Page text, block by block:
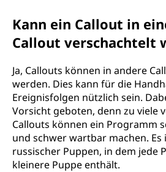
Kann ein Callout in
Callout verschachtelt
Ja, Callouts können in andere
werden. Dies kann für die
Ereignisfolgen nützlich sein.
Vorsicht geboten, denn zu viele
Callouts können ein Programm
und schwer wartbar machen. Es
russischer Puppen, in dem jede
kleinere Puppe enthält.